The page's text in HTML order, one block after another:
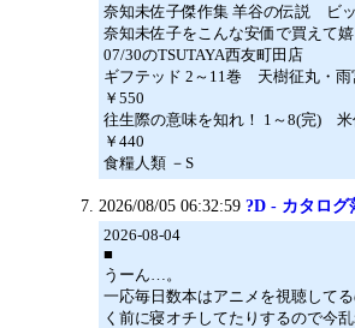
奈知未佐子傑作集 羊谷の伝説 ビ
奈知未佐子をこんな安価で買えて嬉
07/30のTSUTAYA西友町田店
ギフテッド 2～11巻 天樹征丸・
￥550
往生際の意味を知れ！ 1～8(完)
￥440
食糧人類 －S
2026/08/05 06:32:59 ?D - カタログ
2026-08-04
■
うーん…。
一応毎日数本はアニメを視聴して
く前に寝オチしてたりするので今